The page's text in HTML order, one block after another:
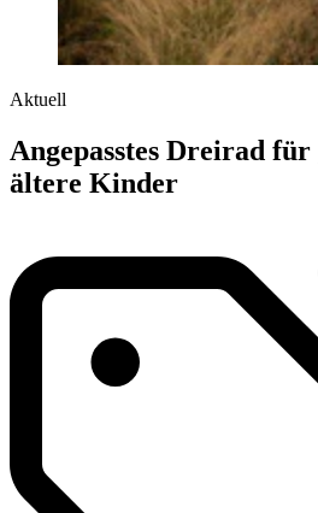
Aktuell
Angepasstes Dreirad
ältere Kinder